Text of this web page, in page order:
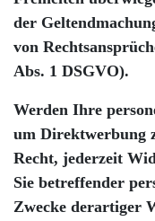
der
von
Abs. 1 DSGVO).
Werden Ihre
um Direktwerbung
Recht, jederzeit
Sie betreffender
Zwecke derartiger